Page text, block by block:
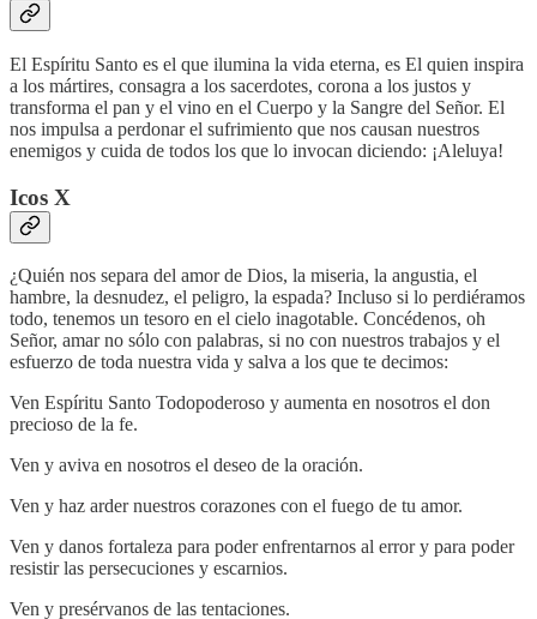
El Espíritu Santo es el que ilumina la vida eterna, es El quien inspira
a los mártires, consagra a los sacerdotes, corona a los justos y
transforma el pan y el vino en el Cuerpo y la Sangre del Señor. El
nos impulsa a perdonar el sufrimiento que nos causan nuestros
enemigos y cuida de todos los que lo invocan diciendo: ¡Aleluya!
Icos X
¿Quién nos separa del amor de Dios, la miseria, la angustia, el
hambre, la desnudez, el peligro, la espada? Incluso si lo perdiéramos
todo, tenemos un tesoro en el cielo inagotable. Concédenos, oh
Señor, amar no sólo con palabras, si no con nuestros trabajos y el
esfuerzo de toda nuestra vida y salva a los que te decimos:
Ven Espíritu Santo Todopoderoso y aumenta en nosotros el don
precioso de la fe.
Ven y aviva en nosotros el deseo de la oración.
Ven y haz arder nuestros corazones con el fuego de tu amor.
Ven y danos fortaleza para poder enfrentarnos al error y para poder
resistir las persecuciones y escarnios.
Ven y presérvanos de las tentaciones.